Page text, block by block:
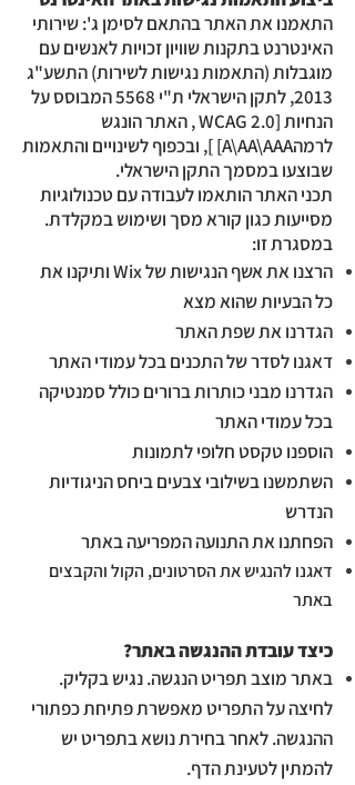
התאמנו את האתר בהתאם לסימן ג': שירותי
האינטרנט בתקנות שוויון זכויות לאנשים עם
מוגבלות (התאמות נגישות לשירות) התשע"ג
2013, לתקן הישראלי ת"י 5568 המבוסס על
הנחיות [WCAG 2.0 , האתר הונגש
לרמהA\AA\AAA] ], ובכפוף לשינויים והתאמות
שבוצעו במסמך התקן הישראלי.
תכני האתר הותאמו לעבודה עם טכנולוגיות
מסייעות כגון קורא מסך ושימוש במקלדת.
במסגרת זו:
הרצנו את אשף הנגישות של Wix ותיקנו את
כל הבעיות שהוא מצא
הגדרנו את שפת האתר
דאגנו לסדר של התכנים בכל עמודי האתר
הגדרנו מבני כותרות ברורים כולל סמנטיקה
בכל עמודי האתר
הוספנו טקסט חלופי לתמונות
השתמשנו בשילובי צבעים ביחס הניגודיות
הנדרש
הפחתנו את התנועה המפריעה באתר
דאגנו להנגיש את הסרטונים, הקול והקבצים
באתר
כיצד עובדת ההנגשה באתר?
באתר מוצב תפריט הנגשה. נגיש בקליק.
לחיצה על התפריט מאפשרת פתיחת כפתורי
ההנגשה. לאחר בחירת נושא בתפריט יש
להמתין לטעינת הדף.